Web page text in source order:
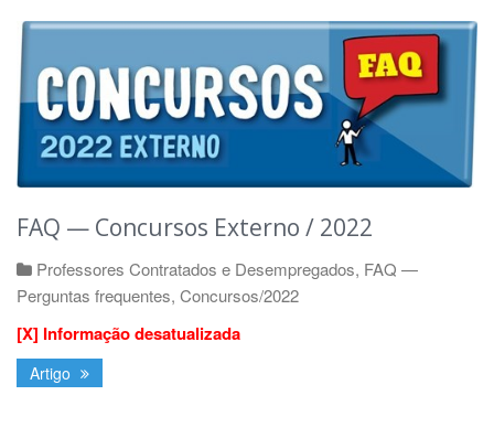
FAQ — Concursos Externo / 2022
Professores Contratados e Desempregados, FAQ —
Perguntas frequentes, Concursos/2022
[X] Informação desatualizada
Artigo